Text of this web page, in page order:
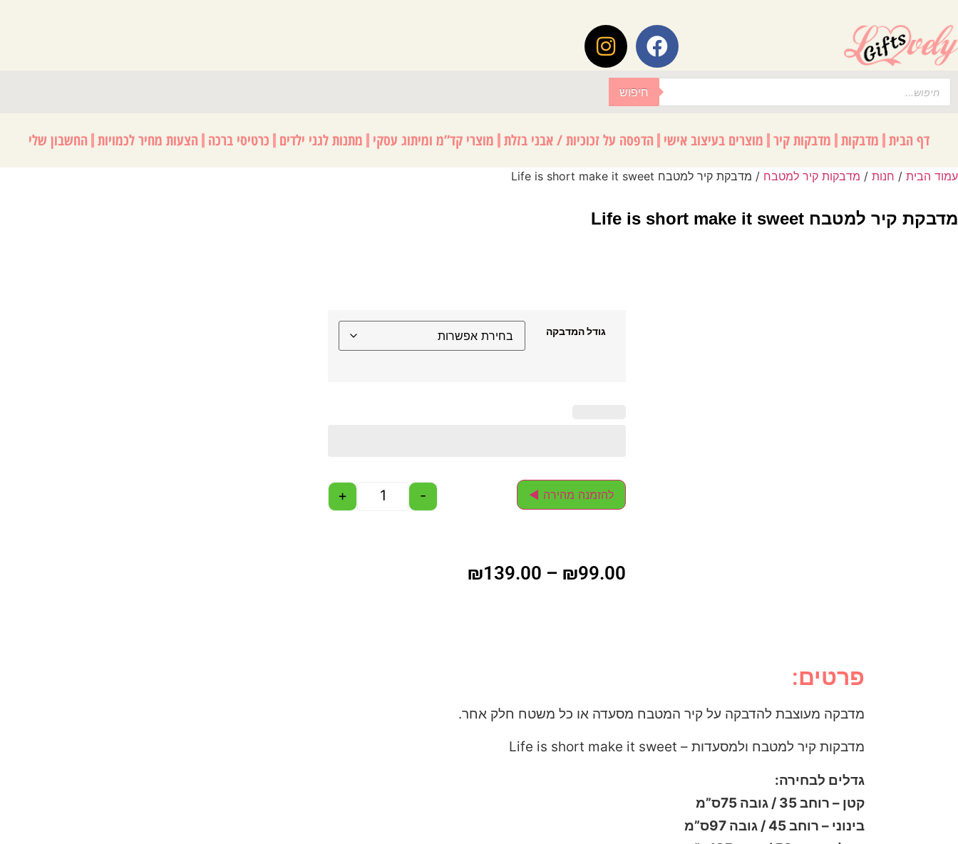
חיפוש
דף הבית מדבקות מדבקות קיר מוצרים בעיצוב אישי הדפסה על זכוכיות / אבני בזלת מוצרי קד”מ ומיתוג עסקי מתנות לגני ילדים כרטיסי ברכה הצעות מחיר לכמויות החשבון שלי
עמוד הבית / חנות / מדבקות קיר למטבח / מדבקת קיר למטבח Life is short make it sweet
מדבקת קיר למטבח Life is short make it sweet
גודל המדבקה
-
+ להזמנה מהירה ◄
₪99.00
–
₪139.00
פרטים:
מדבקה מעוצבת להדבקה על קיר המטבח מסעדה או כל משטח חלק אחר.
מדבקות קיר למטבח ולמסעדות – Life is short make it sweet
גדלים לבחירה:
קטן – רוחב 35 / גובה 75ס”מ
בינוני – רוחב 45 / גובה 97ס”מ